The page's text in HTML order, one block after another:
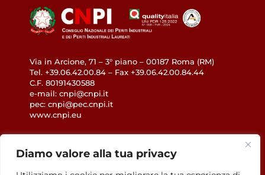
Diamo valore alla tua privacy
Via in Arcione, 71 – 3° piano – 00187 Roma (RM)
Tel. +39.06.42.00.84 – Fax +39.06.42.00.84.44
C.F. 80191430588
e-mail: cnpi@cnpi.it
pec: cnpi@pec.cnpi.it
www.cnpi.eu
Privacy Policy